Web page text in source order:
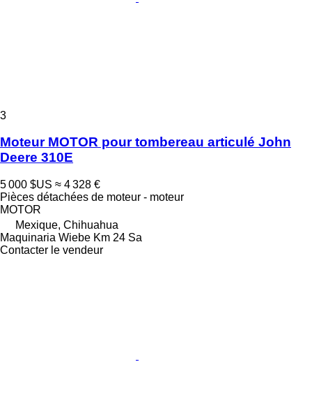
3
Moteur MOTOR pour tombereau articulé John
Deere 310E
5 000 $US ≈ 4 328 €
Pièces détachées de moteur - moteur
MOTOR
Mexique, Chihuahua
Maquinaria Wiebe Km 24 Sa
Contacter le vendeur